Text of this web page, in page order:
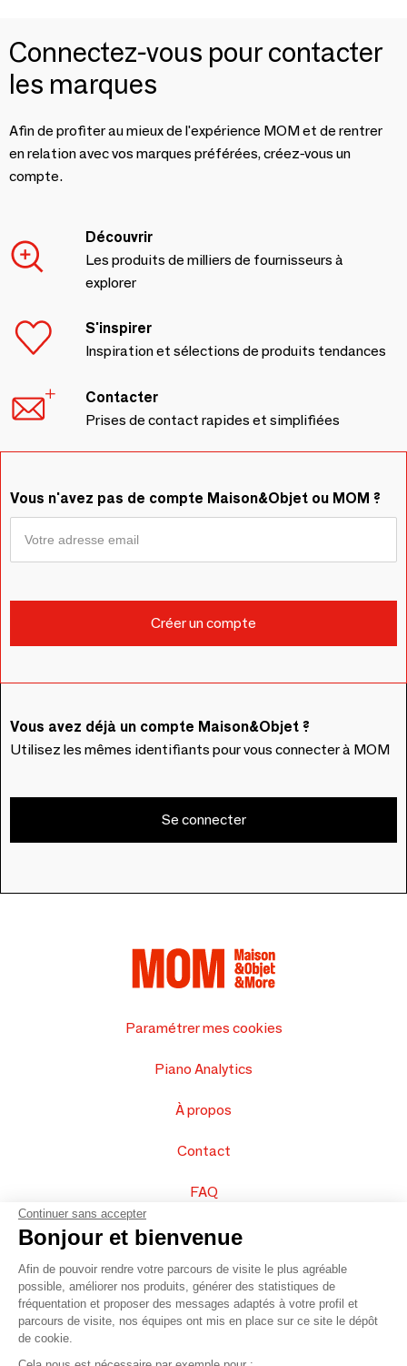
Connectez-vous pour contacter
les marques
Afin de profiter au mieux de l'expérience MOM et de rentrer
en relation avec vos marques préférées, créez-vous un
compte.
Découvrir
Les produits de milliers de fournisseurs à
explorer
S'inspirer
Inspiration et sélections de produits tendances
Contacter
Prises de contact rapides et simplifiées
Vous n'avez pas de compte Maison&Objet ou MOM ?
Vous avez déjà un compte Maison&Objet ?
Utilisez les mêmes identifiants pour vous connecter à MOM
Se connecter
Paramétrer mes cookies
Piano Analytics
À propos
Contact
FAQ
Vendez vos produits
Plan du site
© 2016 –Organisation SAFI
Continuer sans accepter
Bonjour et bienvenue
Afin de pouvoir rendre votre parcours de visite le plus agréable
possible, améliorer nos produits, générer des statistiques de
fréquentation et proposer des messages adaptés à votre profil et
parcours de visite, nos équipes ont mis en place sur ce site le dépôt
de cookie.